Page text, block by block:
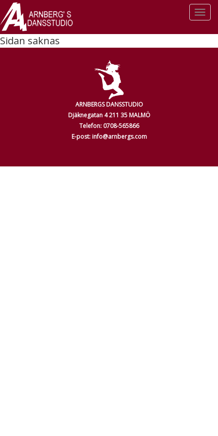
Sidan saknas
ARNBERGS DANSSTUDIO
Djäknegatan 4 211 35 MALMÖ
Telefon: 0708-565866
E-post: info@arnbergs.com